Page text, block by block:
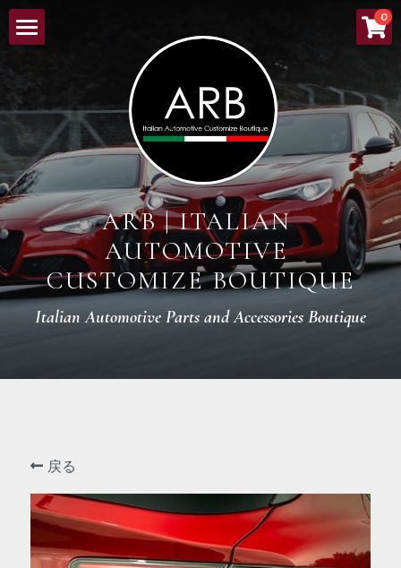
ARB | ITALIAN
AUTOMOTIVE
CUSTOMIZE BOUTIQUE
Italian Automotive Parts and Accessories Boutique
0
NEW ARRIVALS
LINEUP
ORDER PROCESS
BOUTIQUE
CONTACT
戻る
×
ストアカテゴリー
すべてのカテゴリー